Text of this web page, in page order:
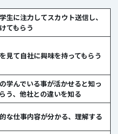
生に注力してスカウト送信し、
てもらう
見て自社に興味を持ってもらう
学んでいる事が活かせると知っ
う、他社との違いを知る
な仕事内容が分かる、理解する